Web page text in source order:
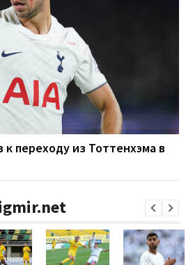
переходу из Тоттенхэма в